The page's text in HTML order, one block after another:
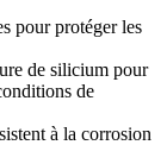
pour protéger les
de silicium pour
de
à la corrosion